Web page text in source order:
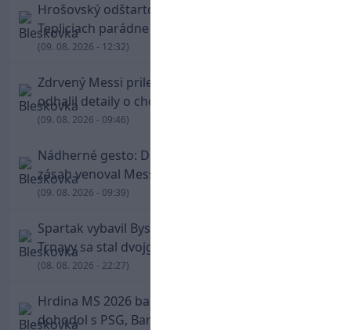
Hrošovský odštartoval šialenú prestrelku! V
Tepliciach parádne skóroval už v prvej minúte
(09. 08. 2026 - 12:32)
Zdrvený Messi priletel do Argentíny, denník
odhalil detaily o chorobe jeho otca
(09. 08. 2026 - 09:46)
Nádherné gesto: De Paul po góle odhalil dres,
zásah venoval Messimu po strate otca
(09. 08. 2026 - 09:39)
Spartak vybavil Bystricu za pár minút: Hrdinom
Trnavy sa stal dvojgólový Polťák
(08. 08. 2026 - 22:27)
Hrdina MS 2026 balí kufre! Ferran Torres sa
dohodol s PSG, Barcelona mu brániť nebude